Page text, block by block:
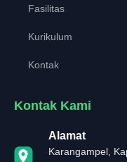
Fasilitas
Kurikulum
Kontak
Kontak Kami
Alamat
Karangampel,